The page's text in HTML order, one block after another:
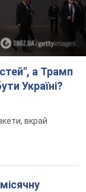
а Трамп
Україні?
вкрай